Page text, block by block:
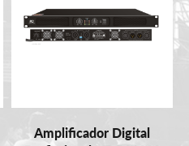
Amplificador Digital